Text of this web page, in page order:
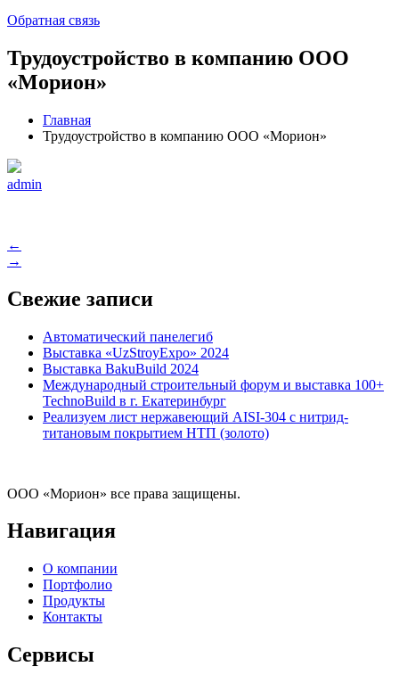
Обратная связь
Трудоустройство в компанию ООО
«Морион»
Главная
Трудоустройство в компанию ООО «Морион»
admin
Навигация
по
записям
←
→
Свежие записи
Автоматический панелегиб
Выставка «UzStroyExpo» 2024
Выставка BakuBuild 2024
Международный строительный форум и выставка 100+
TechnoBuild в г. Екатеринбург
Реализуем лист нержавеющий AISI-304 с нитрид-
титановым покрытием НТП (золото)
ООО «Морион» все права защищены.
Навигация
О компании
Портфолио
Продукты
Контакты
Сервисы